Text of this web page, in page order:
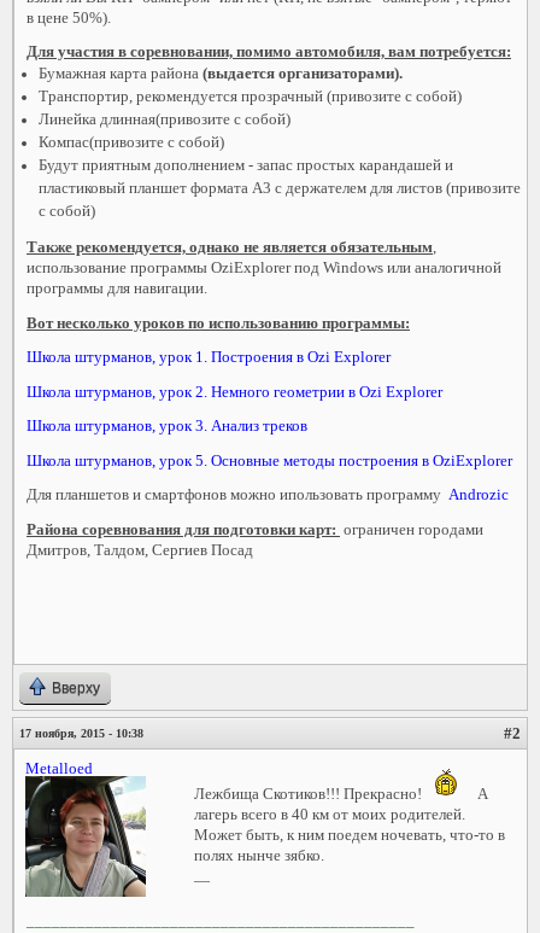
в цене 50%).
Для участия в соревновании, помимо автомобиля, вам потребуется:
Бумажная карта района (выдается организаторами).
Транспортир, рекомендуется прозрачный (привозите с собой)
Линейка длинная(привозите с собой)
Компас(привозите с собой)
Будут приятным дополнением - запас простых карандашей и
пластиковый планшет формата А3 с держателем для листов (привозите
с собой)
Также рекомендуется, однако не является обязательным,
использование программы OziExplorer под Windows или аналогичной
программы для навигации.
Вот несколько уроков по использованию программы:
Школа штурманов, урок 1. Построения в Ozi Explorer
Школа штурманов, урок 2. Немного геометрии в Ozi Explorer
Школа штурманов, урок 3. Анализ треков
Школа штурманов, урок 5. Основные методы построения в OziExplorer
Для планшетов и смартфонов можно ипользовать программу Androzic
Района соревнования для подготовки карт: ограничен городами
Дмитров, Талдом, Сергиев Посад
Вверху
17 ноября, 2015 - 10:38 #2
Metalloed
Лежбища Скотиков!!! Прекрасно!
А
лагерь всего в 40 км от моих родителей.
Может быть, к ним поедем ночевать, что-то в
полях нынче зябко.
—